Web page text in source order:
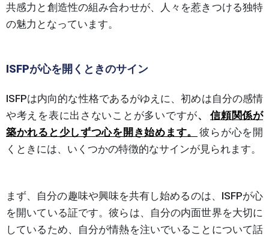
共感力と創造性の組み合わせが、人々を惹きつける独特
の魅力となっています。
ISFPが心を開くときのサイン
ISFPは内向的な性格であるがゆえに、初めは自分の感情
や考えを表に出さないことが多いですが、
信頼関係が
築かれると少しずつ心を開き始めます。
彼らが心を開
くときには、いくつかの特徴的なサインが見られます。
まず、自分の趣味や興味を共有し始めるのは、ISFPが心
を開いている証です。彼らは、自分の内面世界を大切に
しているため、自分が情熱を注いでいることについて話